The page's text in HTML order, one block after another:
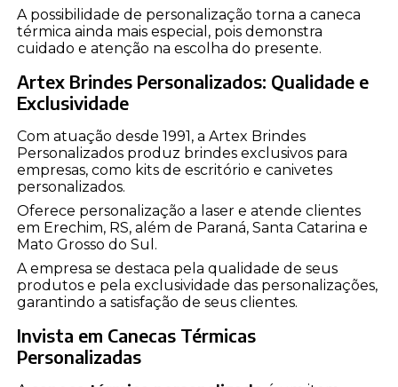
A possibilidade de personalização torna a caneca
térmica ainda mais especial, pois demonstra
cuidado e atenção na escolha do presente.
Artex Brindes Personalizados: Qualidade e
Exclusividade
Com atuação desde 1991, a Artex Brindes
Personalizados produz brindes exclusivos para
empresas, como kits de escritório e canivetes
personalizados.
Oferece personalização a laser e atende clientes
em Erechim, RS, além de Paraná, Santa Catarina e
Mato Grosso do Sul.
A empresa se destaca pela qualidade de seus
produtos e pela exclusividade das personalizações,
garantindo a satisfação de seus clientes.
Invista em Canecas Térmicas
Personalizadas